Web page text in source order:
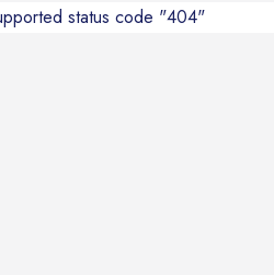
status code "404"